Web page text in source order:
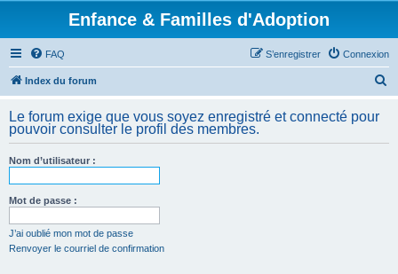
Enfance & Familles d'Adoption
FAQ Connexion
S’enregistrer
Index du forum
h
Le forum exige que vous soyez enregistré et connecté pour
pouvoir consulter le profil des membres.
Nom d’utilisateur :
Mot de passe :
J’ai oublié mon mot de passe
Renvoyer le courriel de confirmation